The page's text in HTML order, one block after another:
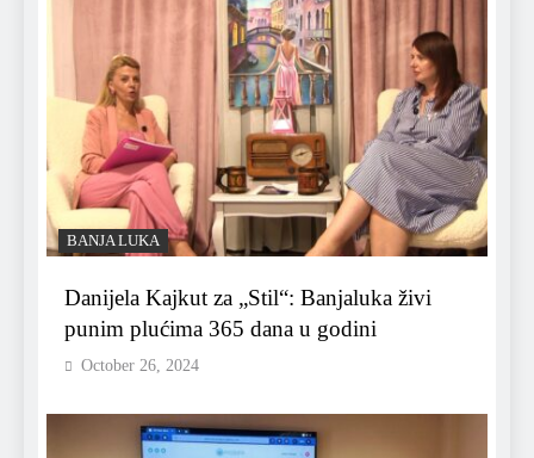
BANJA LUKA
Danijela Kajkut za „Stil“: Banjaluka živi
punim plućima 365 dana u godini
October 26, 2024